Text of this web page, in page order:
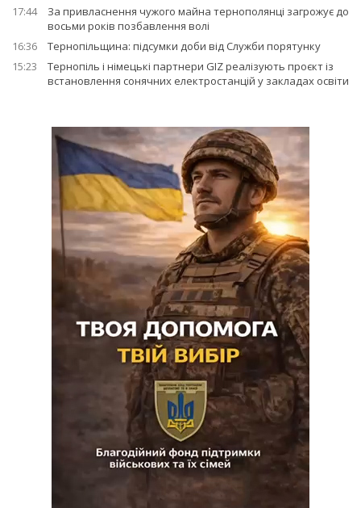
17:44
За привласнення чужого майна тернополянці загрожує до
восьми років позбавлення волі
16:36
Тернопільщина: підсумки доби від Служби порятунку
15:23
Тернопіль і німецькі партнери GIZ реалізують проєкт із
встановлення сонячних електростанцій у закладах освіти